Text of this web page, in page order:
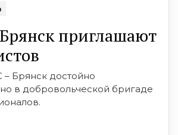
приглaшaют
Брянск достойно
в добровольческой бригаде